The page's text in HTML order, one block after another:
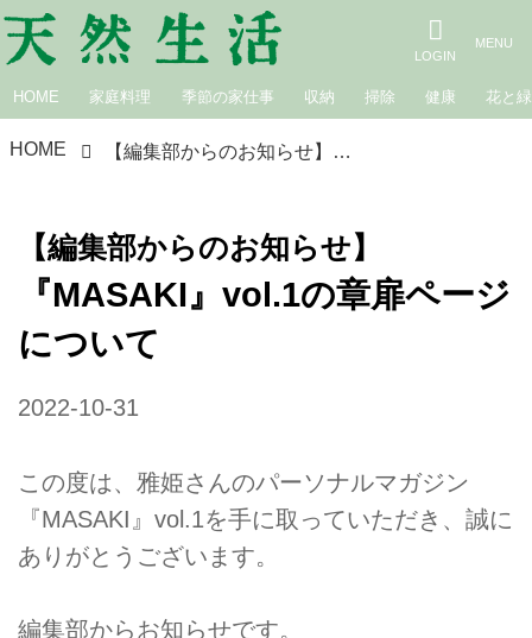
HOME 家庭料理 季節の家仕事 収納 掃除 健康 花と緑
HOME 【編集部からのお知らせ】『MASAKI』vol.1の章扉ページについて
【編集部からのお知らせ】
『MASAKI』vol.1の章扉ページ
について
2022-10-31
この度は、雅姫さんのパーソナルマガジン
『MASAKI』vol.1を手に取っていただき、誠に
ありがとうございます。
編集部からお知らせです。